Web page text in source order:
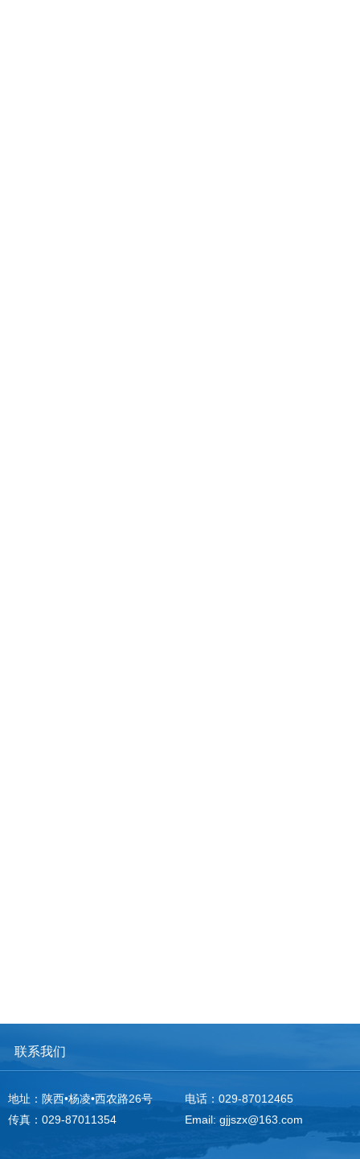
联系我们
地址：陕西•杨凌•西农路26号
电话：029-87012465
传真：029-87011354
Email: gjjszx@163.com